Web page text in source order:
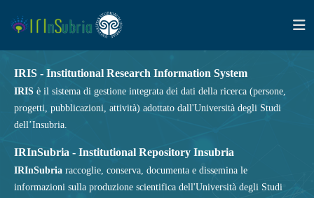
IRIS - Institutional Research Information System
IRIS è il sistema di gestione integrata dei dati della ricerca (persone,
progetti, pubblicazioni, attività) adottato dall'Università degli Studi
dell’Insubria.
IRInSubria - Institutional Repository Insubria
IRInSubria raccoglie, conserva, documenta e dissemina le
informazioni sulla produzione scientifica dell'Università degli Studi